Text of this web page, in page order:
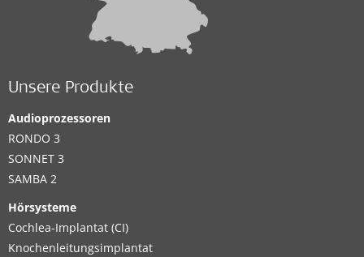
Unsere Produkte
Audioprozessoren
RONDO 3
SONNET 3
SAMBA 2
Hörsysteme
Cochlea-Implantat (CI)
Knochenleitungsimplantat